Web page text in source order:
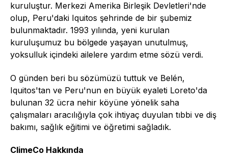
kuruluştur. Merkezi Amerika Birleşik Devletleri'nde
olup, Peru'daki Iquitos şehrinde de bir şubemiz
bulunmaktadır. 1993 yılında, yeni kurulan
kuruluşumuz bu bölgede yaşayan unutulmuş,
yoksulluk içindeki ailelere yardım etme sözü verdi.
O günden beri bu sözümüzü tuttuk ve Belén,
Iquitos'tan ve Peru'nun en büyük eyaleti Loreto'da
bulunan 32 ücra nehir köyüne yönelik saha
çalışmaları aracılığıyla çok ihtiyaç duyulan tıbbi ve diş
bakımı, sağlık eğitimi ve öğretimi sağladık.
ClimeCo Hakkında